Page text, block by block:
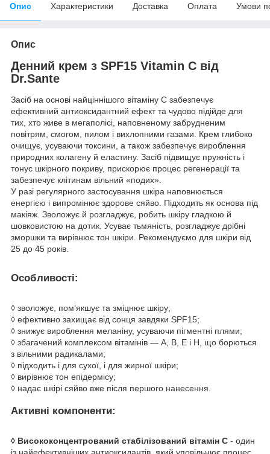
Опис Характеристики Доставка Оплата Умови
Опис
Денний крем з SPF15 Vitamin C від
Dr.Sante
Засіб на основі найціннішого вітаміну С забезпечує
ефективний антиоксидантний ефект та чудово підійде для
тих, хто живе в мегаполісі, наповненому забрудненим
повітрям, смогом, пилом і вихлопними газами. Крем глибоко
очищує, усуваючи токсини, а також забезпечує вироблення
природних колагену й еластину. Засіб підвищує пружність і
тонус шкірного покриву, прискорює процес регенерації та
забезпечує клітинам вільний «подих».
У разі регулярного застосування шкіра наповнюється
енергією і випромінює здорове сяйво. Підходить як основа під
макіяж. Зволожує й розгладжує, робить шкіру гладкою й
шовковистою на дотик. Усуває тьмяність, розгладжує дрібні
зморшки та вирівнює тон шкіри. Рекомендуємо для шкіри від
25 до 45 років.
Особливості:
◊ зволожує, пом’якшує та зміцнює шкіру;
◊ ефективно захищає від сонця завдяки SPF15;
◊ знижує вироблення меланіну, усуваючи пігментні плями;
◊ збагачений комплексом вітамінів — А, В, Е і Н, що борються
з вільними радикалами;
◊ підходить і для сухої, і для жирної шкіри;
◊ вирівнює тон епідермісу;
◊ надає шкірі сяйво вже після першого нанесення.
Активні компоненти:
◊ Висококонцентрований стабілізований вітамін С - один
із найефективніших антиоксидантів, який уповільнює процес